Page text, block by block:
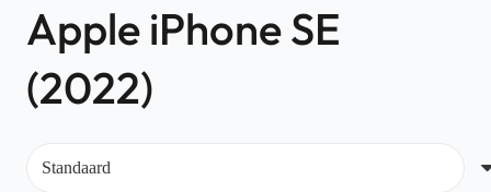
Apple iPhone SE
(2022)